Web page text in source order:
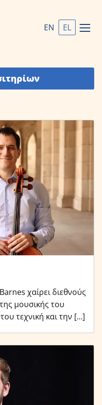
EN EL
χαίρει διεθνούς
μουσικής του
τεχνική και την […]